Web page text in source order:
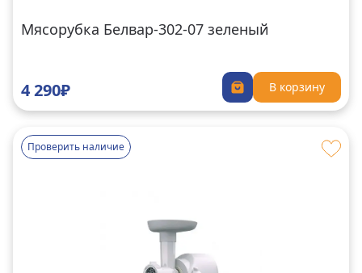
Мясорубка Белвар-302-07 зеленый
4 290₽ В корзину
Проверить наличие